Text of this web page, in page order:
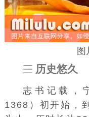
图
历史悠久
志书记载，
1368）初开始，